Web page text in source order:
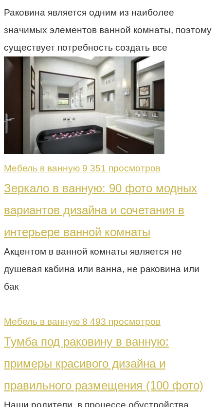
Раковина является одним из наиболее
значимых элементов ванной комнаты, поэтому
существует потребность создать все
Мебель в ванную 9 351 просмотров
Зеркало в ванную: 90 фото модных
вариантов дизайна и сочетания в
интерьере ванной комнаты
Акцентом в ванной комнаты является не
душевая кабина или ванна, не раковина или
бак
Мебель в ванную 8 493 просмотров
Тумба под раковину в ванную:
примеры красивого дизайна и
правильного размещения (100 фото)
Наши родители, в процессе обустройства